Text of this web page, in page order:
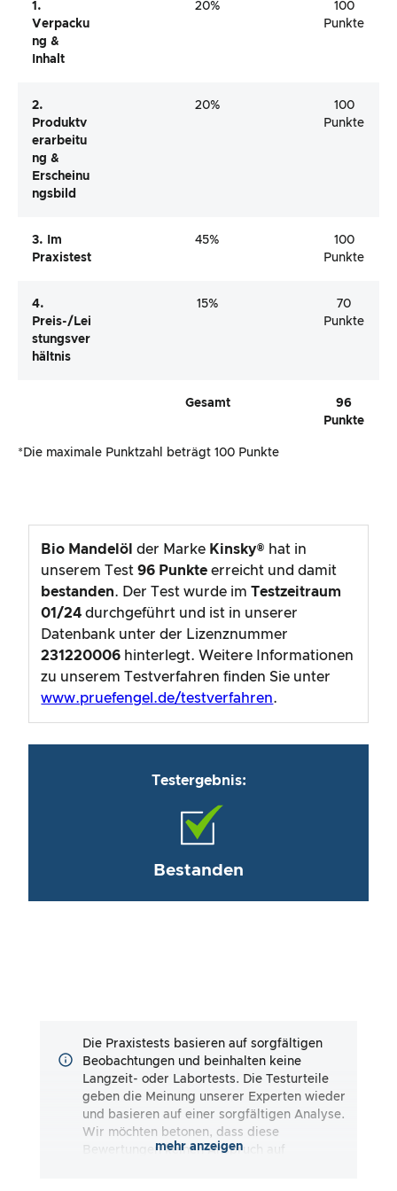
1.
Verpacku
Ng &
Inhalt
20%
100
Punkte
2.
Produktv
Erarbeitu
Ng &
Erscheinu
Ngsbild
20%
100
Punkte
3. Im
Praxistest
45%
100
Punkte
4.
Preis-/Lei
Stungsver
Hältnis
15%
70
Punkte
Gesamt
96
Punkte
*Die maximale Punktzahl beträgt 100 Punkte
Bio Mandelöl der Marke Kinsky® hat in
unserem Test 96 Punkteerreicht und damit
bestanden. Der Test wurde imTestzeitraum
01/24 durchgeführt und ist in unserer
Datenbank unter der Lizenznummer
231220006 hinterlegt. Weitere Informationen
zu unserem Testverfahren finden Sie unter
www.pruefengel.de/testverfahren.
Testergebnis:
Bestanden
Die Praxistests basieren auf sorgfältigen
Beobachtungen und beinhalten keine
Langzeit- oder Labortests. Die Testurteile
geben die Meinung unserer Experten wieder
und basieren auf einer sorgfältigen Analyse.
Wir möchten betonen, dass diese
Bewertungen keinen Anspruch auf
mehr anzeigen